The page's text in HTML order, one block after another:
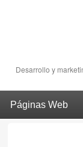
Desarrollo y